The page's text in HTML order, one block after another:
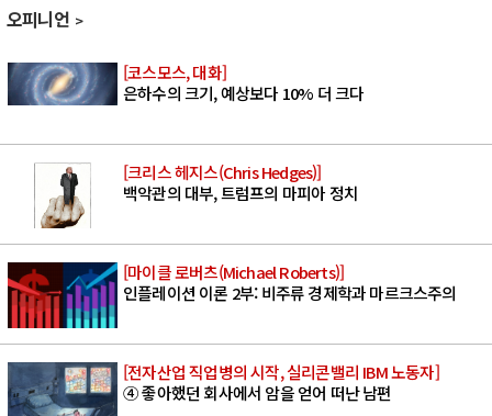
오피니언
[코스모스, 대화]
은하수의 크기, 예상보다 10% 더 크다
[크리스 헤지스(Chris Hedges)]
백악관의 대부, 트럼프의 마피아 정치
[마이클 로버츠(Michael Roberts)]
인플레이션 이론 2부: 비주류 경제학과 마르크스주의
[전자산업 직업병의 시작, 실리콘밸리 IBM 노동자]
④ 좋아했던 회사에서 암을 얻어 떠난 남편